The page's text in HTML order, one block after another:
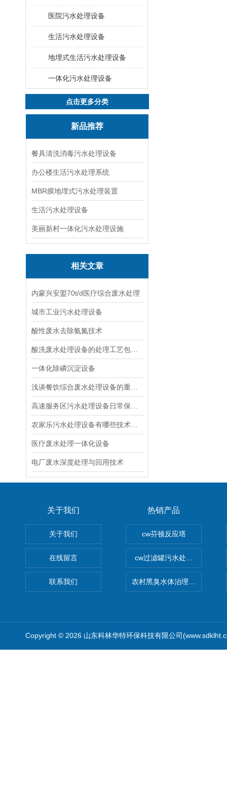
医院污水处理设备
生活污水处理设备
地埋式生活污水处理设备
一体化污水处理设备
点击更多分类
新品推荐
餐具清洗消毒污水处理设备
办公楼生活污水处理系统
MBR膜地埋式污水处理装置
生活污水处理设备
美丽新村一体化污水处理设施
相关文章
内蒙兴安盟70t/d医疗综合废水处理
城市工业污水处理设备
酸性废水去除氨氮技术
一体化除磷沉淀设备
医疗废水处理一体化设备
电厂废水深度处理与回用技术
关于我们
关于我们
在线留言
联系我们
热销产品
cw芬顿反应塔
cw过滤罐污水处理设备 多介
农村黑臭水体治理设备
Copyright © 2026 山东科林华特环保科技有限公司